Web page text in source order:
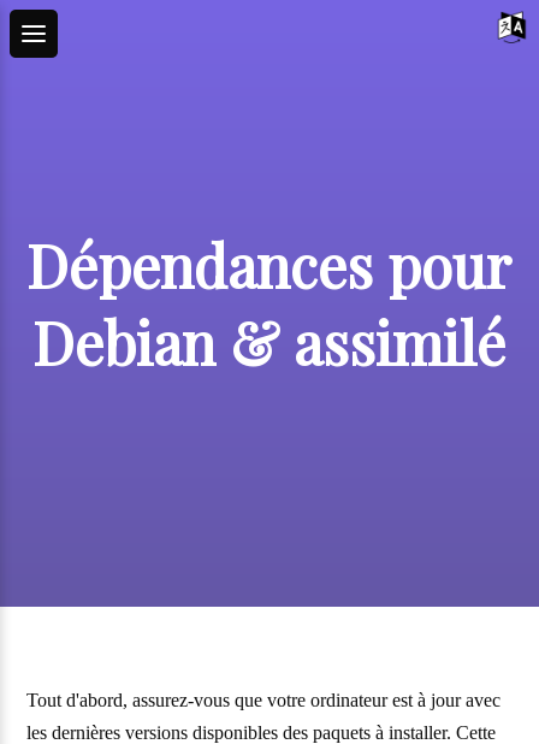
Dépendances pour
Debian & assimilé
Tout d'abord, assurez-vous que votre ordinateur est à jour avec
les dernières versions disponibles des paquets à installer. Cette